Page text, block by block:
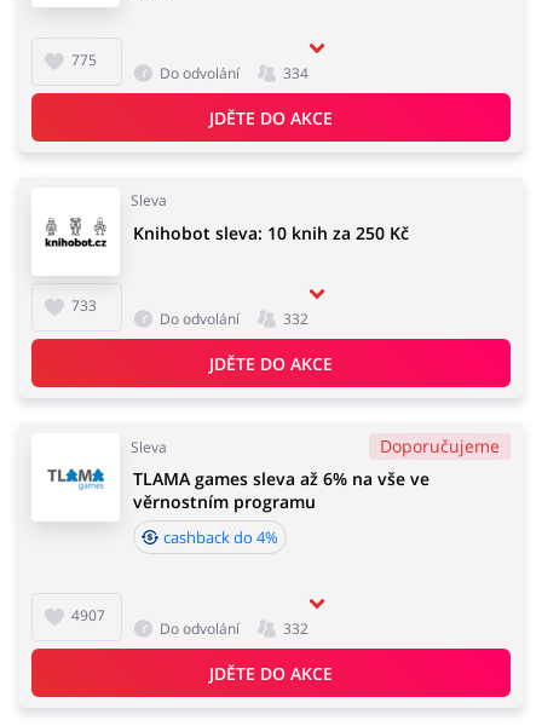
775
Do odvolání 334
JDĚTE DO AKCE
Sleva
733
Knihobot sleva: 10 knih za 250 Kč
Do odvolání 332
JDĚTE DO AKCE
Sleva Doporučujeme
4907
TLAMA games sleva až 6% na vše ve
věrnostním programu
cashback do 4%
Do odvolání 332
JDĚTE DO AKCE